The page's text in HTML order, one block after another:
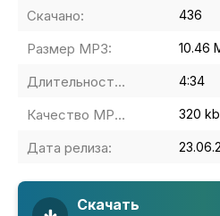
Скачано: 436
Размер MP3: 10.46
Длительность MP3: 4:34
Качество MP3: 320
Дата релиза:
Скачать